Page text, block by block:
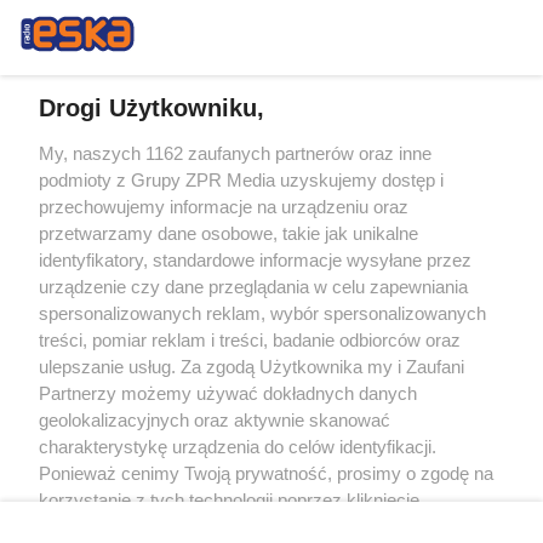
Żaden utwór zamieszczony w serwisie nie może być powielany i
rozpowszechniany lub dalej rozpowszechniany w jakikolwiek sposób (w
tym także elektroniczny lub mechaniczny) na jakimkolwiek polu
eksploatacji w jakiejkolwiek formie, włącznie z umieszczaniem w Internecie
bez pisemnej zgody właściciela praw. Jakiekolwiek użycie lub
wykorzystanie utworów w całości lub w części z naruszeniem prawa, tzn.
bez właściwej zgody, jest zabronione pod groźbą kary i może być ścigane
prawnie.
O nas
Drogi Użytkowniku,
My, naszych 1162 zaufanych partnerów oraz inne
podmioty z Grupy ZPR Media uzyskujemy dostęp i
przechowujemy informacje na urządzeniu oraz
przetwarzamy dane osobowe, takie jak unikalne
identyfikatory, standardowe informacje wysyłane przez
urządzenie czy dane przeglądania w celu zapewniania
spersonalizowanych reklam, wybór spersonalizowanych
treści, pomiar reklam i treści, badanie odbiorców oraz
ulepszanie usług. Za zgodą Użytkownika my i Zaufani
Partnerzy możemy używać dokładnych danych
geolokalizacyjnych oraz aktywnie skanować
charakterystykę urządzenia do celów identyfikacji.
Ponieważ cenimy Twoją prywatność, prosimy o zgodę na
korzystanie z tych technologii poprzez kliknięcie